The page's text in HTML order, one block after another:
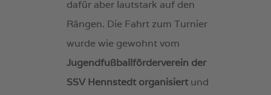
dafür aber lautstark auf den
Rängen. Die Fahrt zum Turnier
wurde wie gewohnt vom
Jugendfußballförderverein der
SSV Hennstedt organisiert und